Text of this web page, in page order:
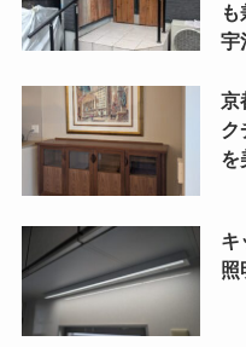
宇
京
ク
を
キ
照